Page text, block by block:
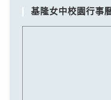
基隆女中校園行事